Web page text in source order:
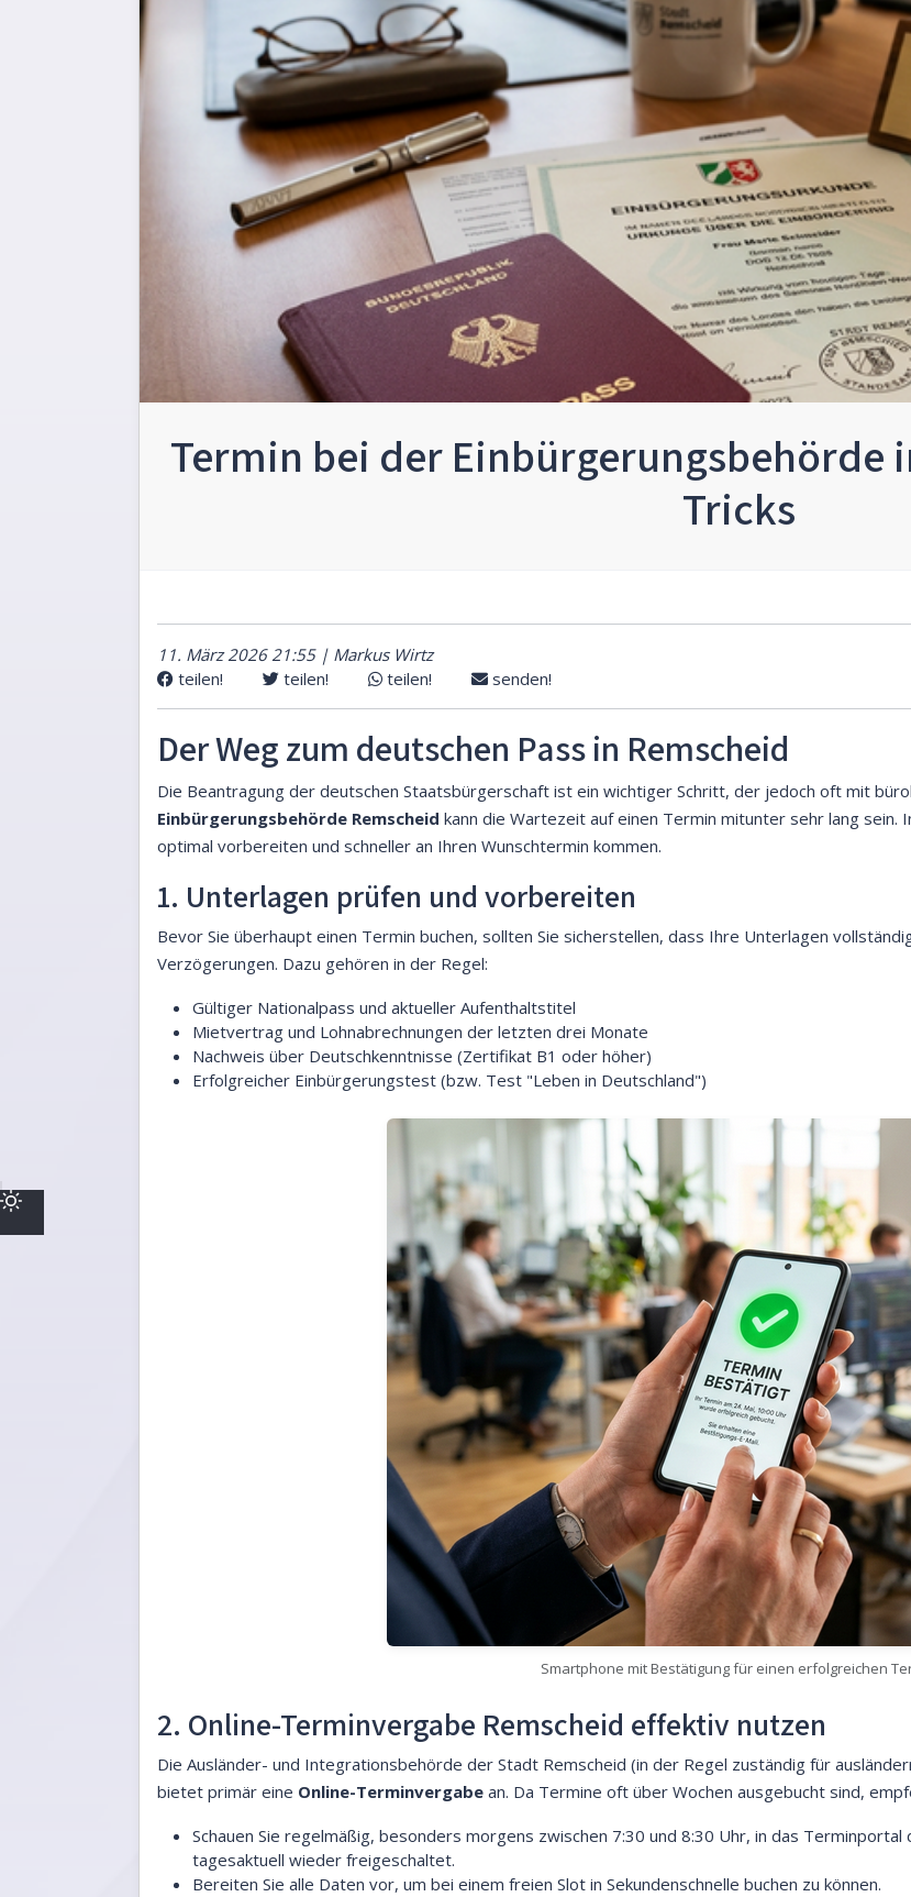
Termin bei der Einbürgerungsbehörde
Tricks
11. März 2026 21:55 | Markus Wirtz
teilen!
teilen! teilen! senden!
Der Weg zum deutschen Pass in Remscheid
Die Beantragung der deutschen Staatsbürgerschaft ist ein wichtiger Schritt, der jedoch oft mit
Einbürgerungsbehörde Remscheid kann die Wartezeit auf einen Termin mitunter sehr lang sein.
optimal vorbereiten und schneller an Ihren Wunschtermin kommen.
1. Unterlagen prüfen und vorbereiten
Bevor Sie überhaupt einen Termin buchen, sollten Sie sicherstellen, dass Ihre Unterlagen
Verzögerungen. Dazu gehören in der Regel:
Gültiger Nationalpass und aktueller Aufenthaltstitel
Mietvertrag und Lohnabrechnungen der letzten drei Monate
Nachweis über Deutschkenntnisse (Zertifikat B1 oder höher)
Erfolgreicher Einbürgerungstest (bzw. Test "Leben in Deutschland")
Smartphone mit Bestätigung für einen erfolgreichen
2. Online-Terminvergabe Remscheid effektiv nutzen
Die Ausländer- und Integrationsbehörde der Stadt Remscheid (in der Regel zuständig für
bietet primär eine Online-Terminvergabe an. Da Termine oft über Wochen ausgebucht sind,
Schauen Sie regelmäßig, besonders morgens zwischen 7:30 und 8:30 Uhr, in das
tagesaktuell wieder freigeschaltet.
Bereiten Sie alle Daten vor, um bei einem freien Slot in Sekundenschnelle buchen zu können.